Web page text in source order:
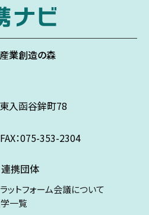
業創造の森
入函谷鉾町78
：075-353-2304
連携団体
ットフォーム会議について
一覧